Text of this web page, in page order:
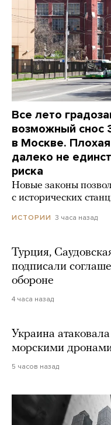
Все лето
возможный снос
в Москве.
далеко не
риска
Новые законы
с исторических
ИСТОРИИ 3 часа назад
Турция,
подписали
обороне
4 часа назад
Украина
морскими
5 часов назад